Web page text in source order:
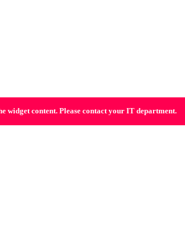
widget content. Please contact your IT department.